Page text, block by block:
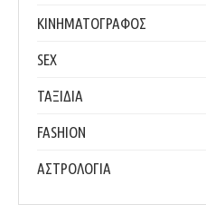
ΚΙΝΗΜΑΤΟΓΡΑΦΟΣ
SEX
ΤΑΞΙΔΙΑ
FASHION
ΑΣΤΡΟΛΟΓΙΑ